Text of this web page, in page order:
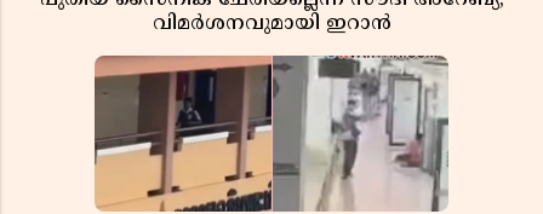
വിമർശനവുമായി ഇറാൻ